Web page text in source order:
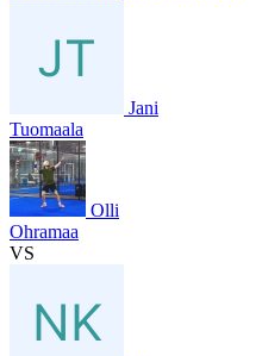
Jani
Tuomaala
Olli
Ohramaa
VS